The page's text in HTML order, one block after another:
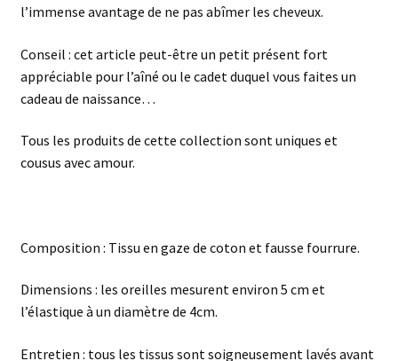
l’immense avantage de ne pas abîmer les cheveux.
Conseil : cet article peut-être un petit présent fort
appréciable pour l’aîné ou le cadet duquel vous faites un
cadeau de naissance…
Tous les produits de cette collection sont uniques et
cousus avec amour.
Composition : Tissu en gaze de coton et fausse fourrure.
Dimensions : les oreilles mesurent environ 5 cm et
l’élastique à un diamètre de 4cm.
Entretien : tous les tissus sont soigneusement lavés avant